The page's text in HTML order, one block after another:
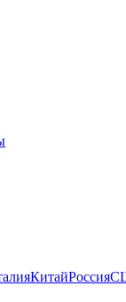
КитайРоссия